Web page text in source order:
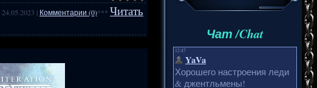
24.05.2023 | Комментарии (0)*** Читать
Чат /Chat